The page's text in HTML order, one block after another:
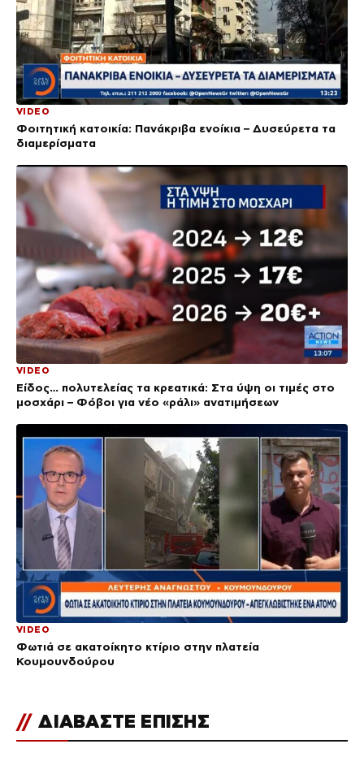
VIDEO
Φοιτητική κατοικία: Πανάκριβα ενοίκια – Δυσεύρετα τα
διαμερίσματα
VIDEO
Είδος… πολυτελείας τα κρεατικά: Στα ύψη οι τιμές στο
μοσχάρι – Φόβοι για νέο «ράλι» ανατιμήσεων
VIDEO
Φωτιά σε ακατοίκητο κτίριο στην πλατεία
Κουμουνδούρου
// ΔΙΑΒΑΣΤΕ ΕΠΙΣΗΣ